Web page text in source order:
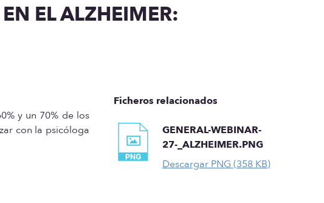
MemoriasEL ALZHEIMER:
y un 70% de los
con la psicóloga
Ficheros relacionados
GENERAL-WEBINAR-
27-_ALZHEIMER.PNG
Descargar PNG (358 KB)